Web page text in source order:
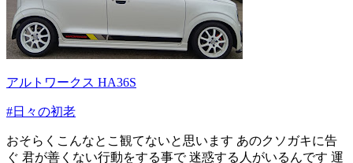
アルトワークス HA36S
#日々の初老
おそらくこんなとこ観てないと思います あのクソガキに告
ぐ 君が善くない行動をする事で 迷惑する人がいるんです 運